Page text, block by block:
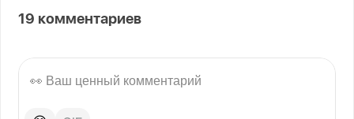
19 комментариев